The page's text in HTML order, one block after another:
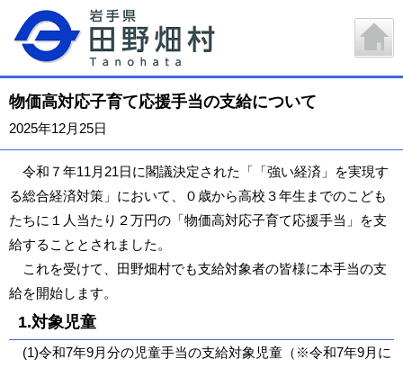
物価高対応子育て応援手当の支給について
2025年12月25日
令和７年11月21日に閣議決定された「「強い経済」を実現す
る総合経済対策」において、０歳から高校３年生までのこども
たちに１人当たり２万円の「物価高対応子育て応援手当」を支
給することとされました。
これを受けて、田野畑村でも支給対象者の皆様に本手当の支
給を開始します。
1.対象児童
(1)令和7年9月分の児童手当の支給対象児童（※令和7年9月に